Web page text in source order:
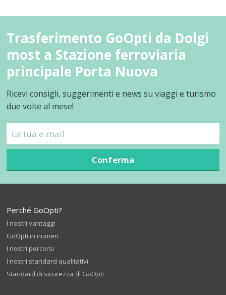
Trasferimento GoOpti da Dolgi
most a Stazione ferroviaria
principale Porta Nuova
Ricevi consigli, suggerimenti e news su viaggi e turismo
due volte al mese!
Conferma
Perché GoOpti?
I nostri vantaggi
GoOpti in numeri
I nostri percorsi
I nostri standard qualitativi
Standard di sicurezza di GoOpti